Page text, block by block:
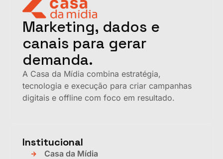
Marketing, dados e
canais para gerar
demanda.
A Casa da Mídia combina estratégia,
tecnologia e execução para criar campanhas
digitais e offline com foco em resultado.
Institucional
Casa da Mídia